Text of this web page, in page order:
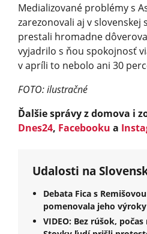
Medializované problémy s
zarezonovali aj v slovenskej
prestali hromadne
vyjadrilo s ňou spokojnosť
v apríli to nebolo ani 30
FOTO: ilustračné
Ďalšie správy z domova i
Dnes24, Facebooku a
Udalosti na
Debata Fica s
pomenovala jeho výroky
VIDEO: Bez rúšok,